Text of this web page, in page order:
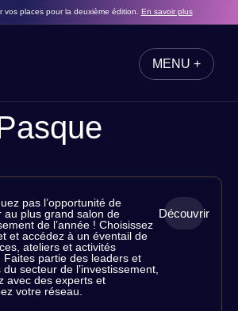
vos places pour la deuxième édition. En savoir plus
MENU +
Découvrir
pas l’opportunité de
au plus grand salon de
de l’année ! Choisissez
et accédez à un éventail de
ateliers et activités
Faites partie des leaders et
secteur de l’investissement,
avec des experts et
votre réseau.